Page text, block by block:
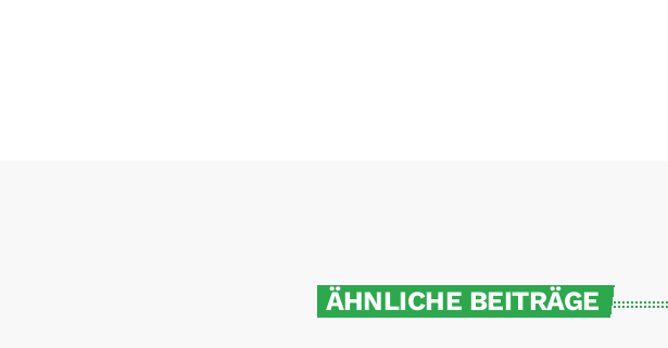
ÄHNLICHE BEITRÄGE